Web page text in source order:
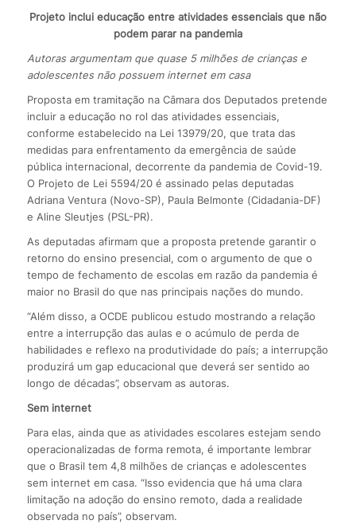
Projeto inclui educação entre atividades essenciais que não
podem parar na pandemia
Autoras argumentam que quase 5 milhões de crianças e
adolescentes não possuem internet em casa
Proposta em tramitação na Câmara dos Deputados pretende
incluir a educação no rol das atividades essenciais,
conforme estabelecido na Lei 13979/20, que trata das
medidas para enfrentamento da emergência de saúde
pública internacional, decorrente da pandemia de Covid-19.
O Projeto de Lei 5594/20 é assinado pelas deputadas
Adriana Ventura (Novo-SP), Paula Belmonte (Cidadania-DF)
e Aline Sleutjes (PSL-PR).
As deputadas afirmam que a proposta pretende garantir o
retorno do ensino presencial, com o argumento de que o
tempo de fechamento de escolas em razão da pandemia é
maior no Brasil do que nas principais nações do mundo.
“Além disso, a OCDE publicou estudo mostrando a relação
entre a interrupção das aulas e o acúmulo de perda de
habilidades e reflexo na produtividade do país; a interrupção
produzirá um gap educacional que deverá ser sentido ao
longo de décadas”, observam as autoras.
Sem internet
Para elas, ainda que as atividades escolares estejam sendo
operacionalizadas de forma remota, é importante lembrar
que o Brasil tem 4,8 milhões de crianças e adolescentes
sem internet em casa. “Isso evidencia que há uma clara
limitação na adoção do ensino remoto, dada a realidade
observada no país”, observam.